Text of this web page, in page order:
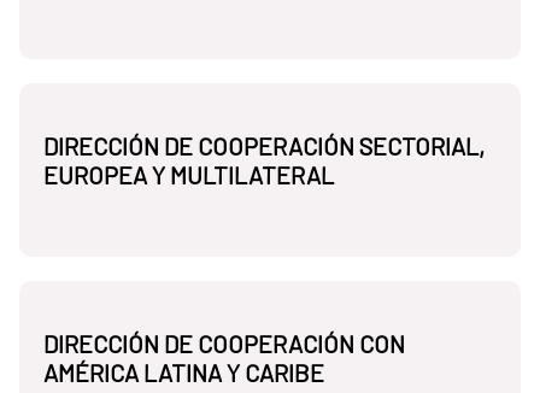
DIRECCIÓN DE COOPERACIÓN SECTORIAL,
EUROPEA Y MULTILATERAL
DIRECCIÓN DE COOPERACIÓN CON
AMÉRICA LATINA Y CARIBE